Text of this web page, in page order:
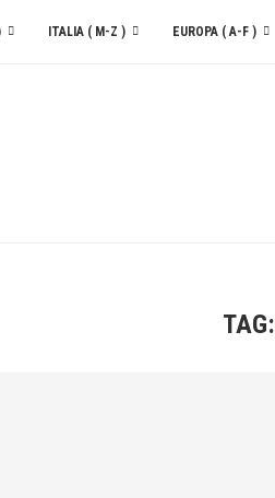
ITALIA ( M-Z ) EUROPA ( A-F )
TAG: